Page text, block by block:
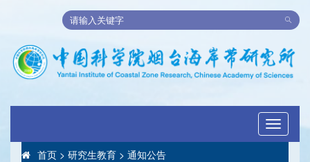
Toggle
首页 > 研究生教育 > 通知公告